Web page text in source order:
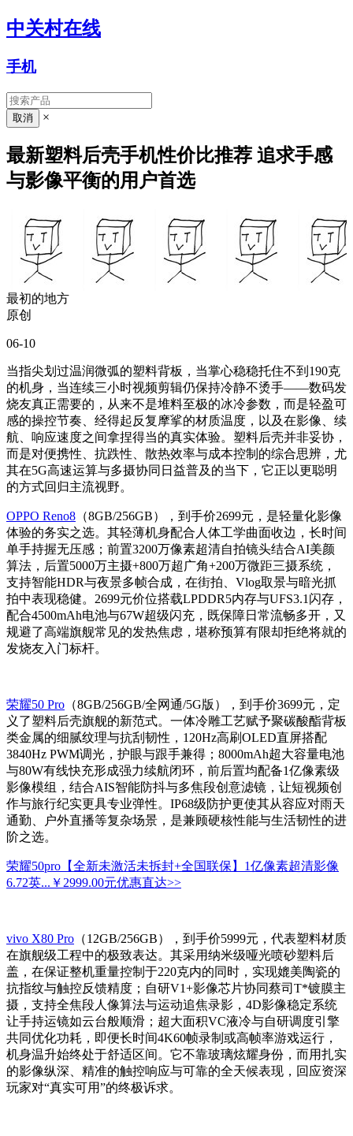
中关村在线
手机
×
最新塑料后壳手机性价比推荐 追求手感
与影像平衡的用户首选
最初的地方
原创
06-10
当指尖划过温润微弧的塑料背板，当掌心稳稳托住不到190克
的机身，当连续三小时视频剪辑仍保持冷静不烫手——数码发
烧友真正需要的，从来不是堆料至极的冰冷参数，而是轻盈可
感的操控节奏、经得起反复摩挲的材质温度，以及在影像、续
航、响应速度之间拿捏得当的真实体验。塑料后壳并非妥协，
而是对便携性、抗跌性、散热效率与成本控制的综合思辨，尤
其在5G高速运算与多摄协同日益普及的当下，它正以更聪明
的方式回归主流视野。
OPPO Reno8 （8GB/256GB），到手价2699元，是轻量化影像
体验的务实之选。其轻薄机身配合人体工学曲面收边，长时间
单手持握无压感；前置3200万像素超清自拍镜头结合AI美颜
算法，后置5000万主摄+800万超广角+200万微距三摄系统，
支持智能HDR与夜景多帧合成，在街拍、Vlog取景与暗光抓
拍中表现稳健。2699元价位搭载LPDDR5内存与UFS3.1闪存，
配合4500mAh电池与67W超级闪充，既保障日常流畅多开，又
规避了高端旗舰常见的发热焦虑，堪称预算有限却拒绝将就的
发烧友入门标杆。
荣耀50 Pro （8GB/256GB/全网通/5G版），到手价3699元，定
义了塑料后壳旗舰的新范式。一体冷雕工艺赋予聚碳酸酯背板
类金属的细腻纹理与抗刮韧性，120Hz高刷OLED直屏搭配
3840Hz PWM调光，护眼与跟手兼得；8000mAh超大容量电池
与80W有线快充形成强力续航闭环，前后置均配备1亿像素级
影像模组，结合AIS智能防抖与多焦段创意滤镜，让短视频创
作与旅行纪实更具专业弹性。IP68级防护更使其从容应对雨天
通勤、户外直播等复杂场景，是兼顾硬核性能与生活韧性的进
阶之选。
荣耀50pro【全新未激活未拆封+全国联保】1亿像素超清影像
6.72英... ￥2999.00元优惠直达>>
vivo X80 Pro （12GB/256GB），到手价5999元，代表塑料材质
在旗舰级工程中的极致表达。其采用纳米级哑光喷砂塑料后
盖，在保证整机重量控制于220克内的同时，实现媲美陶瓷的
抗指纹与触控反馈精度；自研V1+影像芯片协同蔡司T*镀膜主
摄，支持全焦段人像算法与运动追焦录影，4D影像稳定系统
让手持运镜如云台般顺滑；超大面积VC液冷与自研调度引擎
共同优化功耗，即便长时间4K60帧录制或高帧率游戏运行，
机身温升始终处于舒适区间。它不靠玻璃炫耀身份，而用扎实
的影像纵深、精准的触控响应与可靠的全天候表现，回应资深
玩家对“真实可用”的终极诉求。